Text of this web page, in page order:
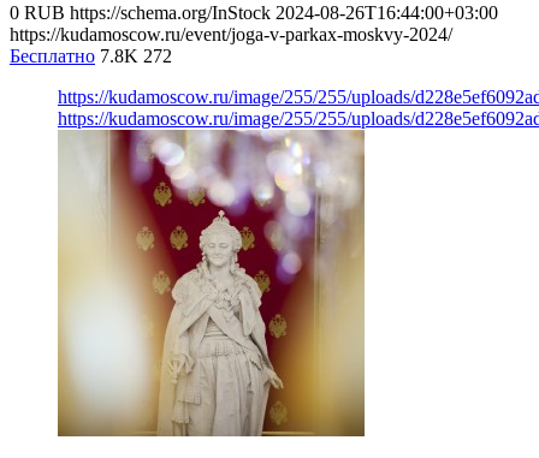
0 RUB https://schema.org/InStock 2024-08-26T16:44:00+03:00
https://kudamoscow.ru/event/joga-v-parkax-moskvy-2024/
Бесплатно 7.8K 272
https://kudamoscow.ru/image/255/255/uploads/
https://kudamoscow.ru/image/255/255/uploads/